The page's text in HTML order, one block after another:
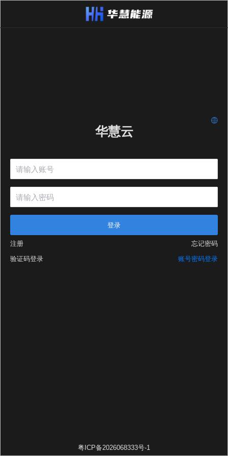
华慧云
登录
注册
忘记密码
验证码登录
账号密码登录
粤ICP备2026068333号-1